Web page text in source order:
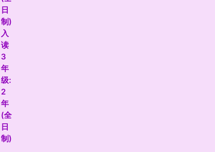
日
制)
入
读
3
年
级:
2
年
(全
日
制)